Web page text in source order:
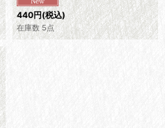
440円(税込)
在庫数 5点